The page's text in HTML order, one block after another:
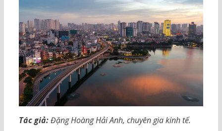
Tác giả:Đặng Hoàng Hải Anh, chuyên gia kinh tế.